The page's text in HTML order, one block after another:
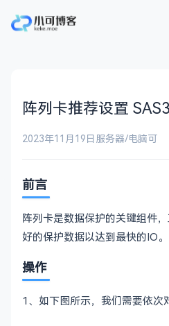
阵列卡推荐设置
2023年11月19日 服务器/电脑可
前言
阵列卡是数据保护的关键组件
好的保护数据以达到最快的IO。
操作
1、如下图所示，我们需要依次